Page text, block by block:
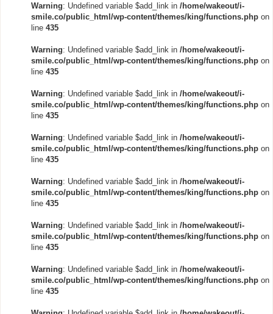
Warning: Undefined variable $add_link in /home/wakeout/i-
smile.co/public_html/wp-content/themes/king/functions.php on
line 435
Warning: Undefined variable $add_link in /home/wakeout/i-
smile.co/public_html/wp-content/themes/king/functions.php on
line 435
Warning: Undefined variable $add_link in /home/wakeout/i-
smile.co/public_html/wp-content/themes/king/functions.php on
line 435
Warning: Undefined variable $add_link in /home/wakeout/i-
smile.co/public_html/wp-content/themes/king/functions.php on
line 435
Warning: Undefined variable $add_link in /home/wakeout/i-
smile.co/public_html/wp-content/themes/king/functions.php on
line 435
Warning: Undefined variable $add_link in /home/wakeout/i-
smile.co/public_html/wp-content/themes/king/functions.php on
line 435
Warning: Undefined variable $add_link in /home/wakeout/i-
smile.co/public_html/wp-content/themes/king/functions.php on
line 435